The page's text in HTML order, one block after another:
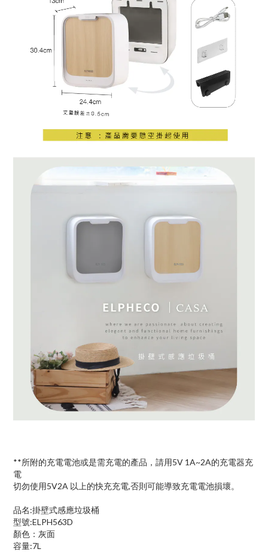
**所附的充電電池或是需充電的產品，請用5V 1A~2A的充電器充
電
切勿使用5V2A 以上的快充充電,否則可能導致充電電池損壞。
品名:掛壁式感應垃圾桶
型號:ELPH563D
顏色：灰面
容量:7L